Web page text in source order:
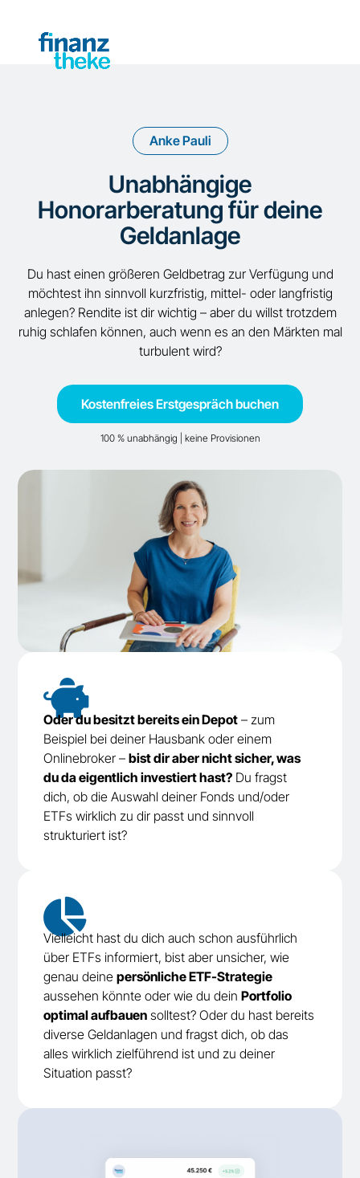
Anke Pauli
Unabhängige
Honorarberatung für deine
Geldanlage
Du hast einen größeren Geldbetrag zur Verfügung und
möchtest ihn sinnvoll kurzfristig, mittel- oder langfristig
anlegen? Rendite ist dir wichtig – aber du willst trotzdem
ruhig schlafen können, auch wenn es an den Märkten mal
turbulent wird?
Kostenfreies Erstgespräch buchen
100 % unabhängig | keine Provisionen

Oder du besitzt bereits ein Depot – zum
Beispiel bei deiner Hausbank oder einem
Onlinebroker –bist dir aber nicht sicher, was
du da eigentlich investiert hast? Du fragst
dich, ob die Auswahl deiner Fonds und/oder
ETFs wirklich zu dir passt und sinnvoll
strukturiert ist?

Vielleicht hast du dich auch schon ausführlich
über ETFs informiert, bist aber unsicher, wie
genau deinepersönliche ETF-Strategie
aussehen könnte oder wie du deinPortfolio
optimal aufbauen solltest? Oder du hast bereits
diverse Geldanlagen und fragst dich, ob das
alles wirklich zielführend ist und zu deiner
Situation passt?